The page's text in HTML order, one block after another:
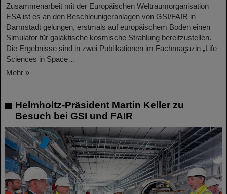
Zusammenarbeit mit der Europäischen Weltraumorganisation
ESA ist es an den Beschleunigeranlagen von GSI/FAIR in
Darmstadt gelungen, erstmals auf europäischem Boden einen
Simulator für galaktische kosmische Strahlung bereitzustellen.
Die Ergebnisse sind in zwei Publikationen im Fachmagazin „Life
Sciences in Space…
Mehr »
Helmholtz-Präsident Martin Keller zu
Besuch bei GSI und FAIR